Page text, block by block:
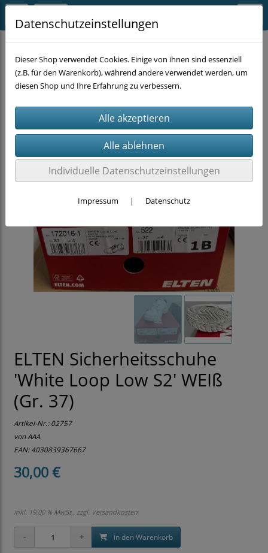
ELTEN Deals
ELTEN Sicherheitsschuhe
'White Loop Low S2' WEIß
(Gr. 37)
Artikel-Nr.:02757
von AAA
EAN: 4030839367667
30,00 €
inkl. 19,00 % MwSt., zzgl. Versandkosten
in den Warenkorb
Datenschutzeinstellungen
Dieser Shop verwendet Cookies. Einige von ihnen sind essenziell
(z.B. für den Warenkorb), während andere verwendet werden, um
diesen Shop und Ihre Erfahrung zu verbessern.
Individuelle Datenschutzeinstellungen
Impressum | Datenschutz